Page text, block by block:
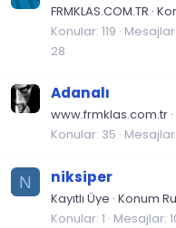
FRMKLAS.COM.TR ·
Konular 119 Mesajlar
28
Adanalı
www.frmklas.com.tr ·
Konular 35 Mesajlar
N niksiper
Kayıtlı Üye · Konum
Konular 1 Mesajlar